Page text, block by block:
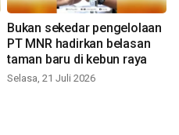
Bukan sekedar pengelolaan
PT MNR hadirkan belasan
taman baru di kebun raya
Selasa, 21 Juli 2026